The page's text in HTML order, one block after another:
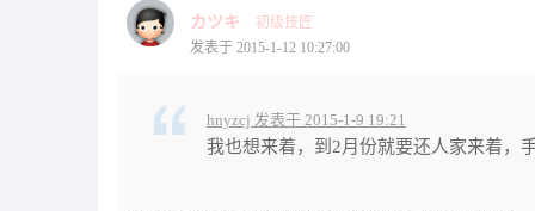
カツキ
初级技匠
发表于 2015-1-12 10:27:00
hnyzcj 发表于 2015-1-9 19:21
我也想来着，到2月份就要还人家来着，